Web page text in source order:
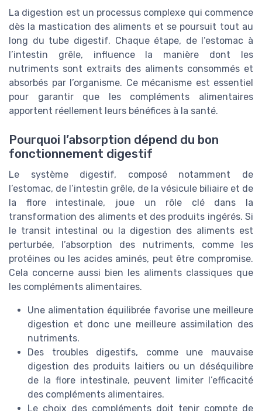
La digestion est un processus complexe qui commence
dès la mastication des aliments et se poursuit tout au
long du tube digestif. Chaque étape, de l’estomac à
l’intestin grêle, influence la manière dont les
nutriments sont extraits des aliments consommés et
absorbés par l’organisme. Ce mécanisme est essentiel
pour garantir que les compléments alimentaires
apportent réellement leurs bénéfices à la santé.
Pourquoi l’absorption dépend du bon
fonctionnement digestif
Le système digestif, composé notamment de
l’estomac, de l’intestin grêle, de la vésicule biliaire et de
la flore intestinale, joue un rôle clé dans la
transformation des aliments et des produits ingérés. Si
le transit intestinal ou la digestion des aliments est
perturbée, l’absorption des nutriments, comme les
protéines ou les acides aminés, peut être compromise.
Cela concerne aussi bien les aliments classiques que
les compléments alimentaires.
Une alimentation équilibrée favorise une meilleure
digestion et donc une meilleure assimilation des
nutriments.
Des troubles digestifs, comme une mauvaise
digestion des produits laitiers ou un déséquilibre
de la flore intestinale, peuvent limiter l’efficacité
des compléments alimentaires.
Le choix des compléments doit tenir compte de